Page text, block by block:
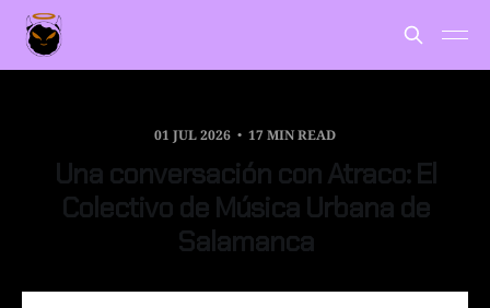
01 JUL 2026 17 MIN READ
Una conversación con Atraco: El
Colectivo de Música Urbana de
Salamanca